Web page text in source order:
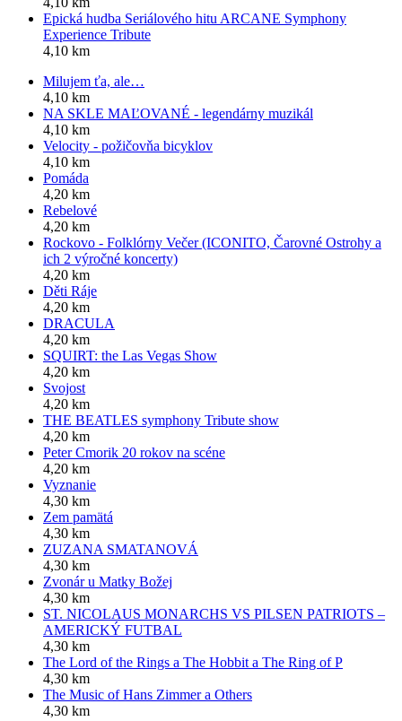
Epická hudba Seriálového hitu ARCANE Symphony
Experience Tribute
4,10 km
Milujem ťa, ale…
4,10 km
NA SKLE MAĽOVANÉ - legendárny muzikál
4,10 km
Velocity - požičovňa bicyklov
4,10 km
Pomáda
4,20 km
Rebelové
4,20 km
Rockovo - Folklórny Večer (ICONITO, Čarovné Ostrohy a
ich 2 výročné koncerty)
4,20 km
Děti Ráje
4,20 km
DRACULA
4,20 km
SQUIRT: the Las Vegas Show
4,20 km
Svojost
4,20 km
THE BEATLES symphony Tribute show
4,20 km
Peter Cmorik 20 rokov na scéne
4,20 km
Vyznanie
4,30 km
Zem pamätá
4,30 km
ZUZANA SMATANOVÁ
4,30 km
Zvonár u Matky Božej
4,30 km
ST. NICOLAUS MONARCHS VS PILSEN PATRIOTS –
AMERICKÝ FUTBAL
4,30 km
The Lord of the Rings a The Hobbit a The Ring of P
4,30 km
The Music of Hans Zimmer a Others
4,30 km